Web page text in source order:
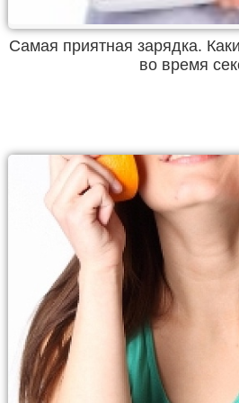
Самая приятная зарядка.
во время